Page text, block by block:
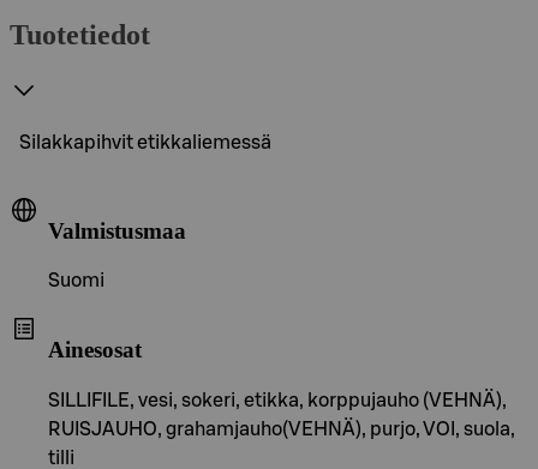
Tuotetiedot
Silakkapihvit etikkaliemessä
Valmistusmaa
Suomi
Ainesosat
SILLIFILE, vesi, sokeri, etikka, korppujauho (VEHNÄ),
RUISJAUHO, grahamjauho(VEHNÄ), purjo, VOI, suola,
tilli